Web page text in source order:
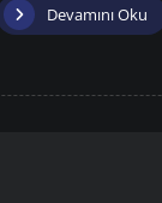
Devamını Oku